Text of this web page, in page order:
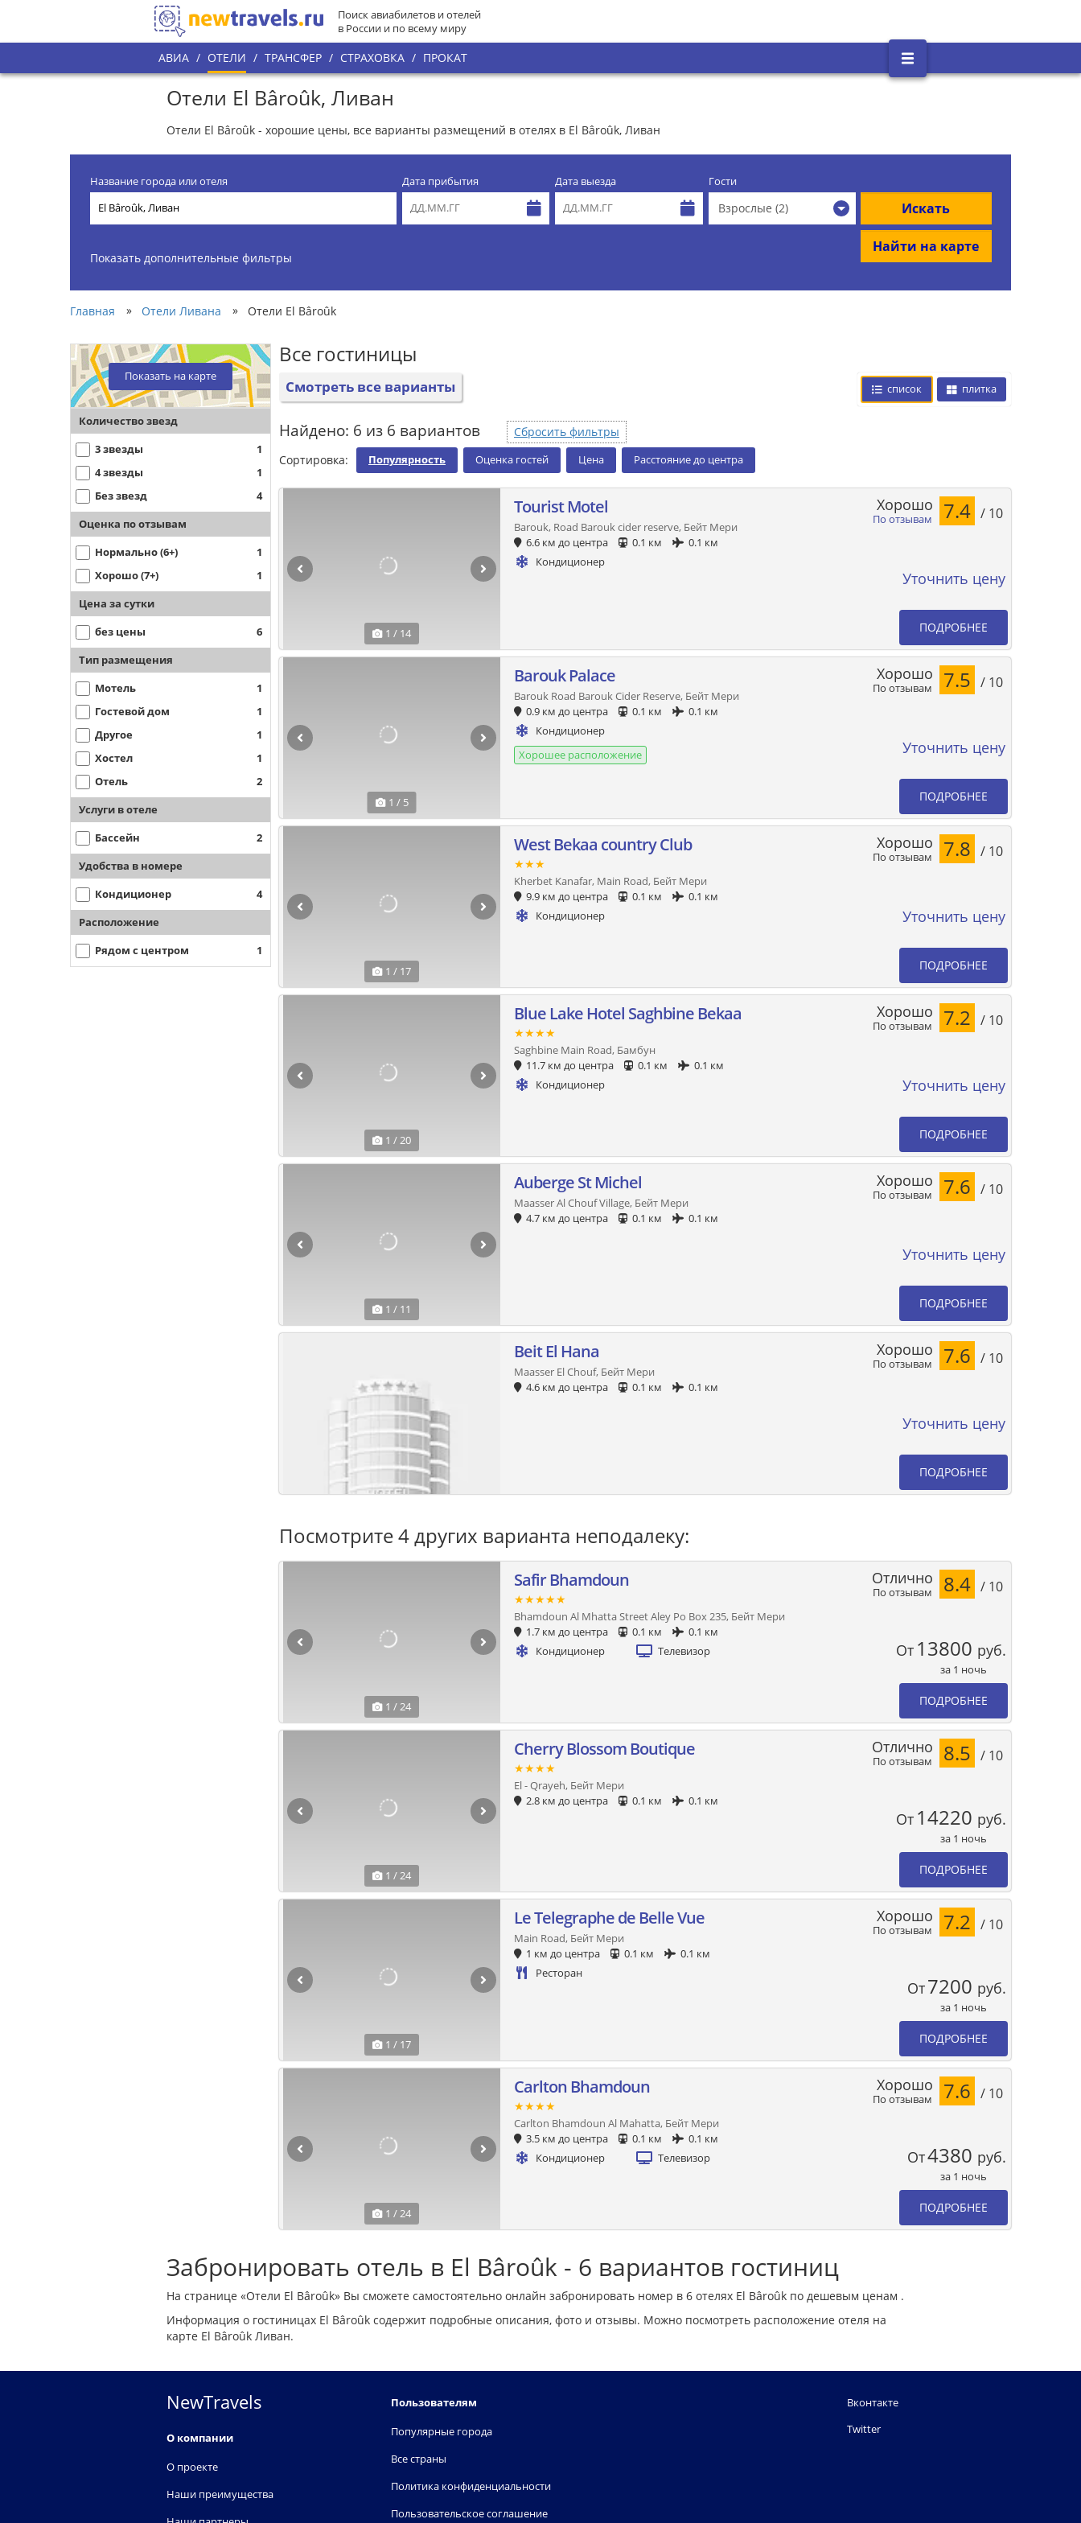
Поиск авиабилетов и отелей
в России и по всему миру
АВИА / ОТЕЛИ / ТРАНСФЕР / СТРАХОВКА / ПРОКАТ
Отели El Bâroûk, Ливан
Отели El Bâroûk - хорошие цены, все варианты размещений в отелях в El Bâroûk, Ливан
Название города или отеля Дата прибытия Дата выезда Гости
Взрослые (2) Искать
Найти на карте
Показать дополнительные фильтры
Главная » Отели Ливана » Отели El Bâroûk
Показать на карте
Количество звезд
3 звезды
1
4 звезды
1
Без звезд
4
Оценка по отзывам
Нормально (6+)
1
Хорошо (7+)
1
Цена за сутки
без цены 6
Тип размещения
Мотель
1
Гостевой дом
1
Другое
1
Хостел
1
Отель
2
Услуги в отеле
Бассейн 2
Удобства в номере
Кондиционер 4
Расположение
Рядом с центром 1
Все гостиницы
Смотреть все варианты список плитка
Найдено: 6 из 6 вариантов
Сбросить фильтры
Сортировка:
Популярность Оценка гостей Цена Расстояние до центра
1 / 14
Tourist Motel
Barouk, Road Barouk cider reserve, Бейт Мери
6.6 км до центра
0.1 км
0.1 км
Кондиционер
По отзывам
Хорошо 7.4 / 10
Уточнить цену
ПОДРОБНЕЕ
1 / 5
Barouk Palace
Barouk Road Barouk Cider Reserve, Бейт Мери
0.9 км до центра
0.1 км
0.1 км
Кондиционер
Хорошее расположение
По отзывам
Хорошо 7.5 / 10
Уточнить цену
ПОДРОБНЕЕ
1 / 17
West Bekaa country Club
★★★
Kherbet Kanafar, Main Road, Бейт Мери
9.9 км до центра
0.1 км
0.1 км
Кондиционер
По отзывам
Хорошо 7.8 / 10
Уточнить цену
ПОДРОБНЕЕ
1 / 20
Blue Lake Hotel Saghbine Bekaa
★★★★
Saghbine Main Road, Бамбун
11.7 км до центра
0.1 км
0.1 км
Кондиционер
По отзывам
Хорошо 7.2 / 10
Уточнить цену
ПОДРОБНЕЕ
1 / 11
Auberge St Michel
Maasser Al Chouf Village, Бейт Мери
4.7 км до центра
0.1 км 0.1 км
По отзывам
Хорошо 7.6 / 10
Уточнить цену
ПОДРОБНЕЕ
Beit El Hana
Maasser El Chouf, Бейт Мери
4.6 км до центра
0.1 км 0.1 км
По отзывам
Хорошо 7.6 / 10
Уточнить цену
ПОДРОБНЕЕ
Посмотрите 4 других варианта неподалеку:
1 / 24
Safir Bhamdoun
★★★★★
Bhamdoun Al Mhatta Street Aley Po Box 235, Бейт Мери
1.7 км до центра
0.1 км
0.1 км
Кондиционер
Телевизор
По отзывам
Отлично 8.4 / 10
От 13800 руб.
за 1 ночь
ПОДРОБНЕЕ
1 / 24
Cherry Blossom Boutique
★★★★
El - Qrayeh, Бейт Мери
2.8 км до центра
0.1 км 0.1 км
По отзывам
Отлично 8.5 / 10
От 14220 руб.
за 1 ночь
ПОДРОБНЕЕ
1 / 17
Le Telegraphe de Belle Vue
Main Road, Бейт Мери
1 км до центра
0.1 км
0.1 км
Ресторан
По отзывам
Хорошо 7.2 / 10
От7200 руб.
за 1 ночь
ПОДРОБНЕЕ
1 / 24
Carlton Bhamdoun
★★★★
Carlton Bhamdoun Al Mahatta, Бейт Мери
3.5 км до центра
0.1 км
0.1 км
Кондиционер
Телевизор
По отзывам
Хорошо 7.6 / 10
От4380 руб.
за 1 ночь
ПОДРОБНЕЕ
Забронировать отель в El Bâroûk - 6 вариантов гостиниц
На странице «Отели El Bâroûk» Вы сможете самостоятельно онлайн забронировать номер в 6 отелях El Bâroûk по дешевым ценам .
Информация о гостиницах El Bâroûk содержит подробные описания, фото и отзывы. Можно посмотреть расположение отеля на
карте El Bâroûk Ливан.
NewTravels
О компании
О проекте
Наши преимущества
Пользователям
Популярные города
Все страны
Политика конфиденциальности
Пользовательское соглашение
Вконтакте
Twitter